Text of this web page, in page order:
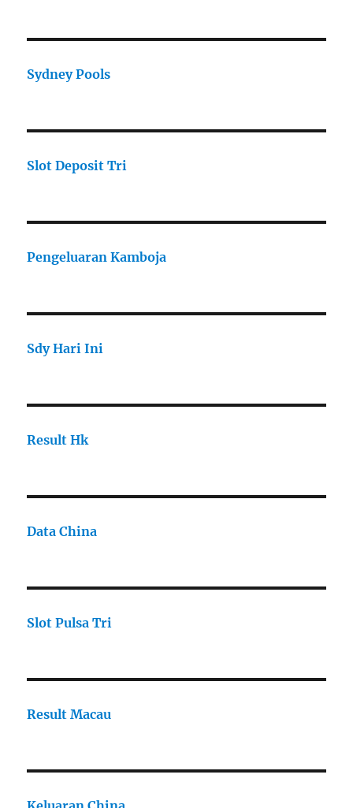
Sydney Pools
Slot Deposit Tri
Pengeluaran Kamboja
Sdy Hari Ini
Result Hk
Data China
Slot Pulsa Tri
Result Macau